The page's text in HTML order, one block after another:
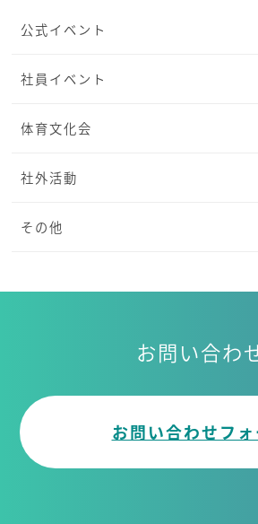
公式イベント
社員イベント
体育文化会
社外活動
その他
お問い合わ
お問い合わせフォ